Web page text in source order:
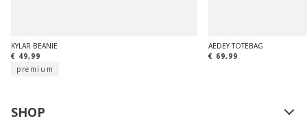
KYLAR BEANIE
€ 49,99
premium
AEDEY TOTEBAG
€ 69,99
SHOP